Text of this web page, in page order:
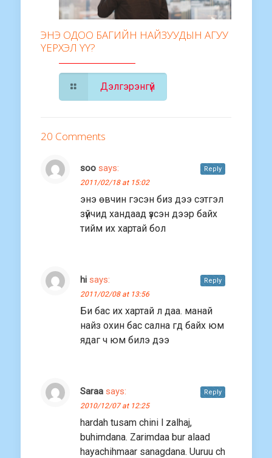
ЭНЭ ОДОО БАГИЙН НАЙЗУУДЫН АГУУ
ҮЕРХЭЛ ҮҮ?
Дэлгэрэнгүй
20 Comments
soo says:
2011/02/18 at 15:02
энэ өвчин гэсэн биз дээ сэтгэл
зүйчид хандаад үзсэн дээр байх
тийм их хартай бол
Reply
hi says:
2011/02/08 at 13:56
Би бас их хартай л даа. манай
найз охин бас сална гд байх юм
ядаг ч юм билэ дээ
Reply
Saraa says:
2010/12/07 at 12:25
hardah tusam chini l zalhaj,
buhimdana. Zarimdaa bur alaad
hayachihmaar sanagdana. Uuruu ch
Reply